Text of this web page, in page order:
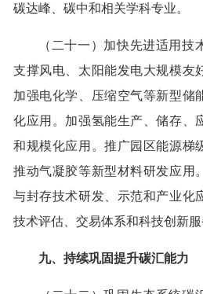
碳达峰、碳中和相关学科专业。
（二十一）加快先进适用技
支撑风电、太阳能发电大规模友
加强电化学、压缩空气等新型储
化应用。加强氢能生产、储存、
和规模化应用。推广园区能源梯
推动气凝胶等新型材料研发应用
与封存技术研发、示范和产业化
技术评估、交易体系和科技创新服
九、持续巩固提升碳汇能力